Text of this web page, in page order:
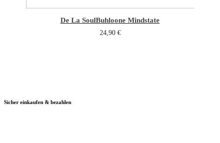
De La SoulBuhloone Mindstate
24,90 €
Sicher einkaufen & bezahlen